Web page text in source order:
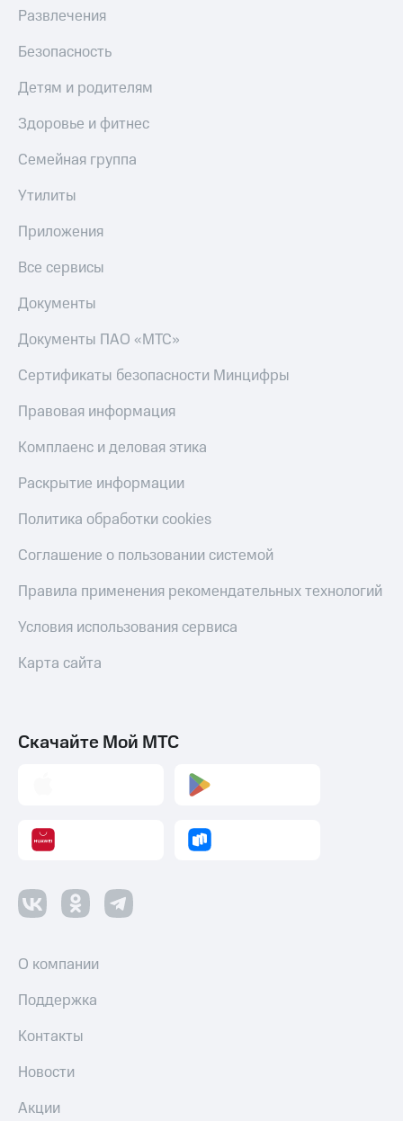
Развлечения
Безопасность
Детям и родителям
Здоровье и фитнес
Семейная группа
Утилиты
Приложения
Все сервисы
Документы
Документы ПАО «МТС»
Сертификаты безопасности Минцифры
Правовая информация
Комплаенс и деловая этика
Раскрытие информации
Политика обработки cookies
Соглашение о пользовании системой
Правила применения рекомендательных технологий
Условия использования сервиса
Карта сайта
Скачайте Мой МТС
О компании
Поддержка
Контакты
Новости
Акции